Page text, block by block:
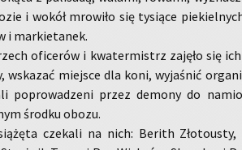
i wokół mro­wi­ło się ty­sią­ce
i mar­kie­ta­nek.
ofi­ce­rów i kwa­ter­mistrz za­ję­ło się
wska­zać miej­sce dla koni, wy­ja­śnić
po­pro­wa­dze­ni przez de­mo­ny do
środ­ku obozu.
cze­ka­li na nich: Be­rith Zło­to­usty,